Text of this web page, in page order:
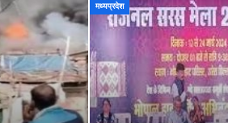
मध्यप्रदेश